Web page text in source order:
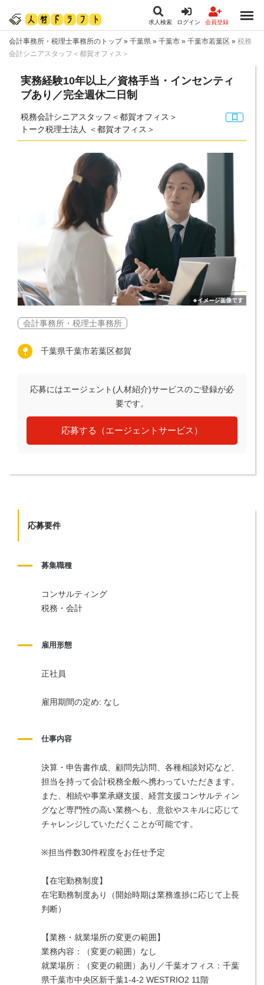
求人検索 ログイン 会員登録
会計事務所・税理士事務所のトップ» 千葉県 » 千葉市 » 千葉市若葉区 » 税務
会計シニアスタッフ＜都賀オフィス＞
実務経験10年以上／資格手当・インセンティ
ブあり／完全週休二日制
税務会計シニアスタッフ＜都賀オフィス＞
トーク税理士法人 ＜都賀オフィス＞
会計事務所・税理士事務所
千葉県千葉市若葉区都賀
応募にはエージェント(人材紹介)サービスのご登録が必
要です。
応募する（エージェントサービス）
応募要件
募集職種
コンサルティング
税務・会計
雇用形態
正社員
雇用期間の定め: なし
仕事内容
決算・申告書作成、顧問先訪問、各種相談対応など、
担当を持って会計税務全般へ携わっていただきます。
また、相続や事業承継支援、経営支援コンサルティン
グなど専門性の高い業務へも、意欲やスキルに応じて
チャレンジしていただくことが可能です。
※担当件数30件程度をお任せ予定
【在宅勤務制度】
在宅勤務制度あり（開始時期は業務進捗に応じて上長
判断）
【業務・就業場所の変更の範囲】
業務内容：（変更の範囲）なし
就業場所：（変更の範囲）あり／千葉オフィス：千葉
県千葉市中央区新千葉1-4-2 WESTRIO2 11階